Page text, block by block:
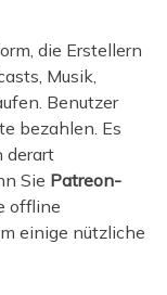
die Erstellern
Musik,
Benutzer
bezahlen. Es
derart
Sie Patreon-
offline
einige nützliche